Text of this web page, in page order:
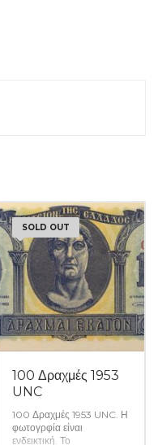
SOLD OUT
100 Δραχμές 1953
UNC
100 Δραχμές 1953 UNC. Η
φωτογρφία είναι
ενδεικτική. Το